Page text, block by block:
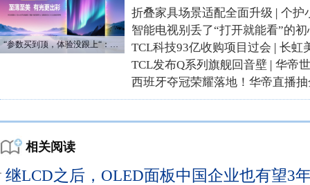
“参数买到顶，体验没跟上“：长虹追光Q70S给高端电视打了个样
折叠家具场景适配全面升级 | 个护
智能电视别丢了“打开就能看”的初
TCL科技93亿收购项目过会 | 长虹
TCL发布Q系列旗舰回音壁 | 华帝
西班牙夺冠荣耀落地！华帝直播
相关阅读
继LCD之后，OLED面板中国企业也有望3